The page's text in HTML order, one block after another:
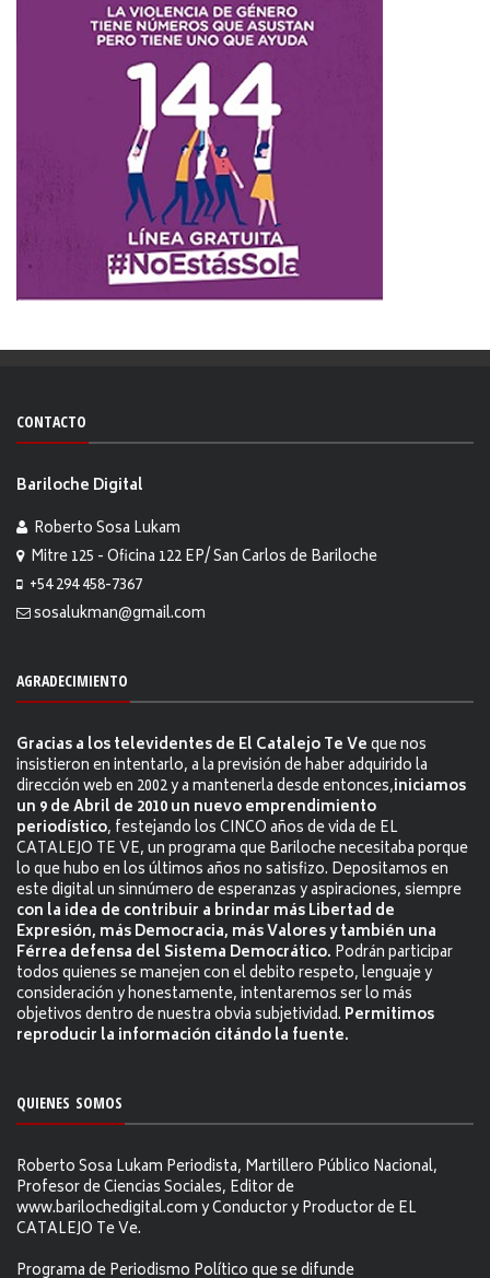
CONTACTO
Bariloche Digital
Roberto Sosa Lukam
Mitre 125 - Oficina 122 EP/ San Carlos de Bariloche
+54 294 458-7367
sosalukman@gmail.com
AGRADECIMIENTO
Gracias a los televidentes de El Catalejo Te Veque nos
insistieron en intentarlo, a la previsión de haber adquirido la
dirección web en 2002 y a mantenerla desde entonces,iniciamos
un 9 de Abril de 2010 un nuevo emprendimiento
periodístico, festejando los CINCO años de vida de EL
CATALEJO TE VE, un programa que Bariloche necesitaba porque
lo que hubo en los últimos años no satisfizo. Depositamos en
este digital un sinnúmero de esperanzas y aspiraciones, siempre
con la idea de contribuir a brindar más Libertad de
Expresión, más Democracia, más Valores y también una
Férrea defensa del Sistema Democrático. Podrán participar
todos quienes se manejen con el debito respeto, lenguaje y
consideración y honestamente, intentaremos ser lo más
objetivos dentro de nuestra obvia subjetividad. Permitimos
reproducir la información citándo la fuente.
QUIENES SOMOS
Roberto Sosa Lukam Periodista, Martillero Público Nacional,
Profesor de Ciencias Sociales, Editor de
www.barilochedigital.com y Conductor y Productor de EL
CATALEJO Te Ve.
Programa de Periodismo Político que se difunde